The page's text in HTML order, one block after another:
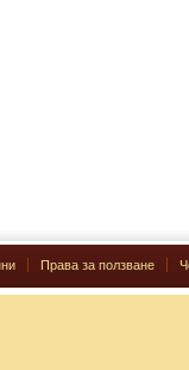
Права за ползване